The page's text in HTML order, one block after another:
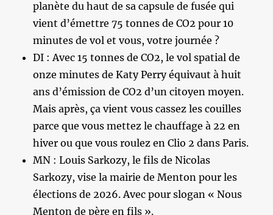
planète du haut de sa capsule de fusée qui
vient d’émettre 75 tonnes de CO2 pour 10
minutes de vol et vous, votre journée ?
DI : Avec 15 tonnes de CO2, le vol spatial de
onze minutes de Katy Perry équivaut à huit
ans d’émission de CO2 d’un citoyen moyen.
Mais après, ça vient vous cassez les couilles
parce que vous mettez le chauffage à 22 en
hiver ou que vous roulez en Clio 2 dans Paris.
MN : Louis Sarkozy, le fils de Nicolas
Sarkozy, vise la mairie de Menton pour les
élections de 2026. Avec pour slogan « Nous
Menton de père en fils ».